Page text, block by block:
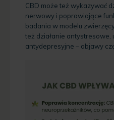
CBD może też wykazywać
nerwowy i poprawiające
badania w modelu
też działanie
antydepresyjne – objawy